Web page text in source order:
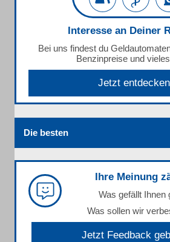
Interesse an Deiner
Bei uns findest du
Benzinpreise und
Jetzt
Die besten
Ihre Meinung
Was gefällt Ihnen
Was sollen wir
Jetzt Feedback